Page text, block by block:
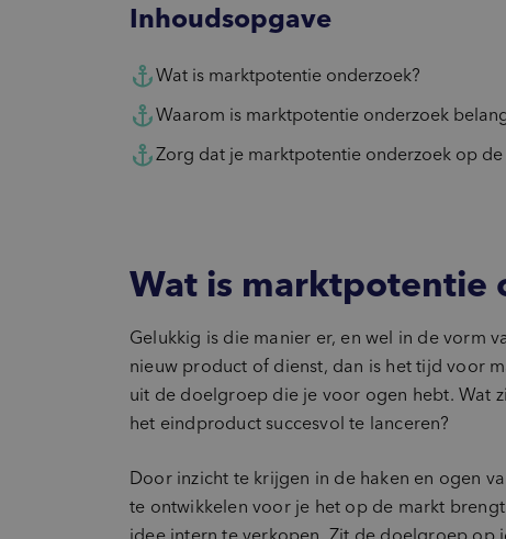
Inhoudsopgave
Wat is marktpotentie onderzoek?
Waarom is marktpotentie onderzoek
Zorg dat je marktpotentie onderzoek op de
Wat is marktpotentie
Gelukkig is die manier er, en wel in de vorm
nieuw product of dienst, dan is het tijd voor
uit de doelgroep die je voor ogen hebt. Wat
het eindproduct succesvol te lanceren?
Door inzicht te krijgen in de haken en ogen
te ontwikkelen voor je het op de markt
idee intern te verkopen. Zit de doelgroep op